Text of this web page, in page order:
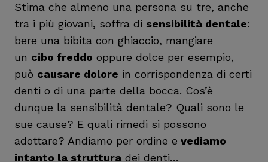
Stima che almeno una persona su tre, anche
tra i più giovani, soffra di sensibilità dentale:
bere una bibita con ghiaccio, mangiare
un cibo freddo oppure dolce per esempio,
può causare dolore in corrispondenza di certi
denti o di una parte della bocca. Cos’è
dunque la sensibilità dentale? Quali sono le
sue cause? E quali rimedi si possono
adottare? Andiamo per ordine e vediamo
intanto la struttura dei denti…